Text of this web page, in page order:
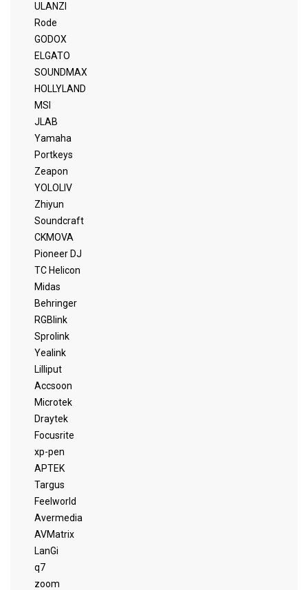
ULANZI
Rode
GODOX
ELGATO
SOUNDMAX
HOLLYLAND
MSI
JLAB
Yamaha
Portkeys
Zeapon
YOLOLIV
Zhiyun
Soundcraft
CKMOVA
Pioneer DJ
TC Helicon
Midas
Behringer
RGBlink
Sprolink
Yealink
Lilliput
Accsoon
Microtek
Draytek
Focusrite
xp-pen
APTEK
Targus
Feelworld
Avermedia
AVMatrix
LanGi
q7
zoom